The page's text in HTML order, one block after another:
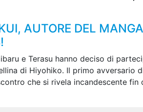
AUTORE DEL
e Terasu hanno deciso di
di Hiyohiko. Il primo
che si rivela incandescente fin